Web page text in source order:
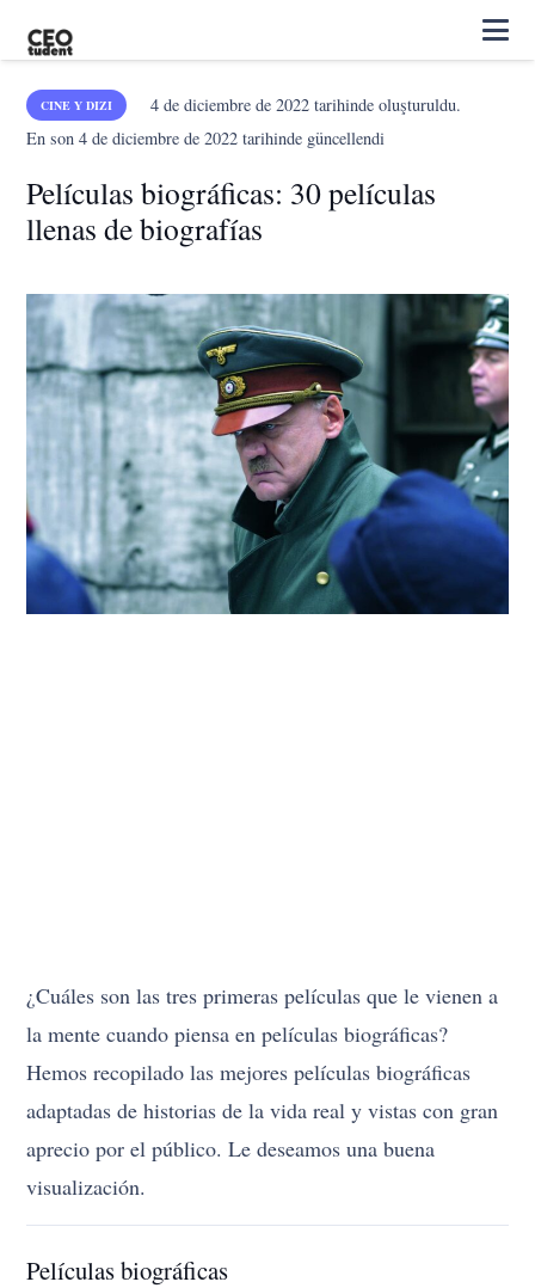
CINE Y DIZI 4 de diciembre de 2022tarihinde oluşturuldu.
En son4 de diciembre de 2022 tarihinde güncellendi
Películas biográficas: 30 películas
llenas de biografías
¿Cuáles son las tres primeras películas que le vienen a
la mente cuando piensa en películas biográficas?
Hemos recopilado las mejores películas biográficas
adaptadas de historias de la vida real y vistas con gran
aprecio por el público. Le deseamos una buena
visualización.
Películas biográficas